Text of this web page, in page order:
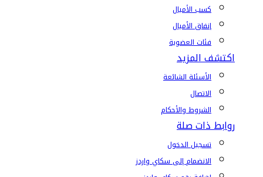
كسب الأميال
إنفاق الأميال
فئات العضوية
اكتشف المزيد
الأسئلة الشائعة
الاتصال
الشروط والأحكام
روابط ذات صلة
تسجيل الدخول
الانضمام إلى سكاي واردز